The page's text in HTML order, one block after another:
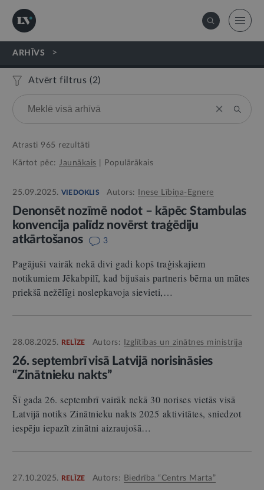
ARHĪVS >
Atvērt filtrus (2)
Atrasti 965 rezultāti
Kārtot pēc: Jaunākais Populārākais
25.09.2025. VIEDOKLIS Autors: Inese Lībiņa-Egnere
Denonsēt nozīmē nodot – kāpēc Stambulas
konvencija palīdz novērst traģēdiju
atkārtošanos
3
Pagājuši vairāk nekā divi gadi kopš traģiskajiem
notikumiem Jēkabpilī, kad bijušais partneris bērna un mātes
priekšā nežēlīgi noslepkavoja sievieti,…
28.08.2025. RELĪZE Autors: Izglītības un zinātnes ministrija
26. septembrī visā Latvijā norisināsies
“Zinātnieku nakts”
Šī gada 26. septembrī vairāk nekā 30 norises vietās visā
Latvijā notiks Zinātnieku nakts 2025 aktivitātes, sniedzot
iespēju iepazīt zinātni aizraujošā…
27.10.2025. RELĪZE Autors: Biedrība “Centrs Marta”